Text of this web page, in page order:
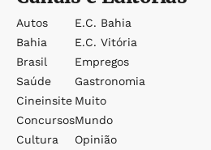
Autos
Bahia
Brasil
Saúde
Cineinsite
Concursos
Cultura
E.c. Bahia
E.c. Vitória
Empregos
Gastronomia
Muito
Mundo
Opinião